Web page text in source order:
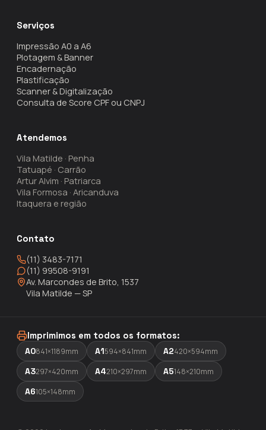
Serviços
Impressão A0 a A6
Plotagem & Banner
Encadernação
Plastificação
Scanner & Digitalização
Consulta de Score CPF ou CNPJ
Atendemos
Vila Matilde · Penha
Tatuapé · Carrão
Artur Alvim · Patriarca
Vila Formosa · Aricanduva
Itaquera e região
Contato
(11) 3483-7171
(11) 99508-9191
Av. Marcondes de Brito, 1537
Vila Matilde — SP
Imprimimos em todos os formatos:
A0841×1189mm A1594×841mm A2420×594mm
A3297×420mm A4210×297mm A5148×210mm
A6105×148mm